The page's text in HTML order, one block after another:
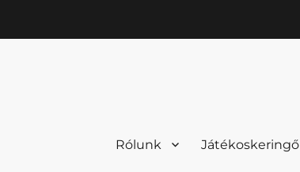
Rólunk Játékoskeringő